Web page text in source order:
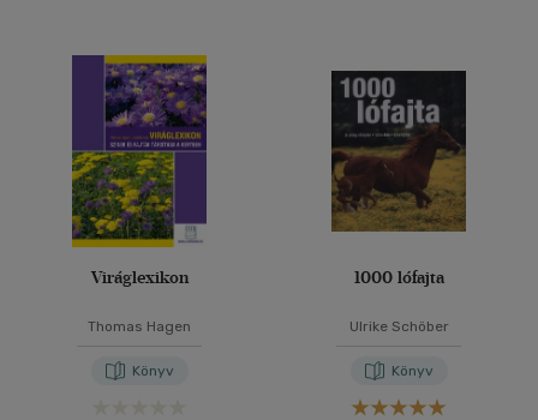
Viráglexikon
Thomas Hagen
Könyv
1000 lófajta
Ulrike Schöber
Könyv